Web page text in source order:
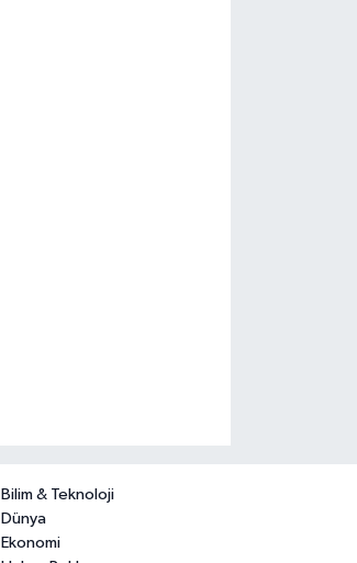
Bilim & Teknoloji
Dünya
Ekonomi